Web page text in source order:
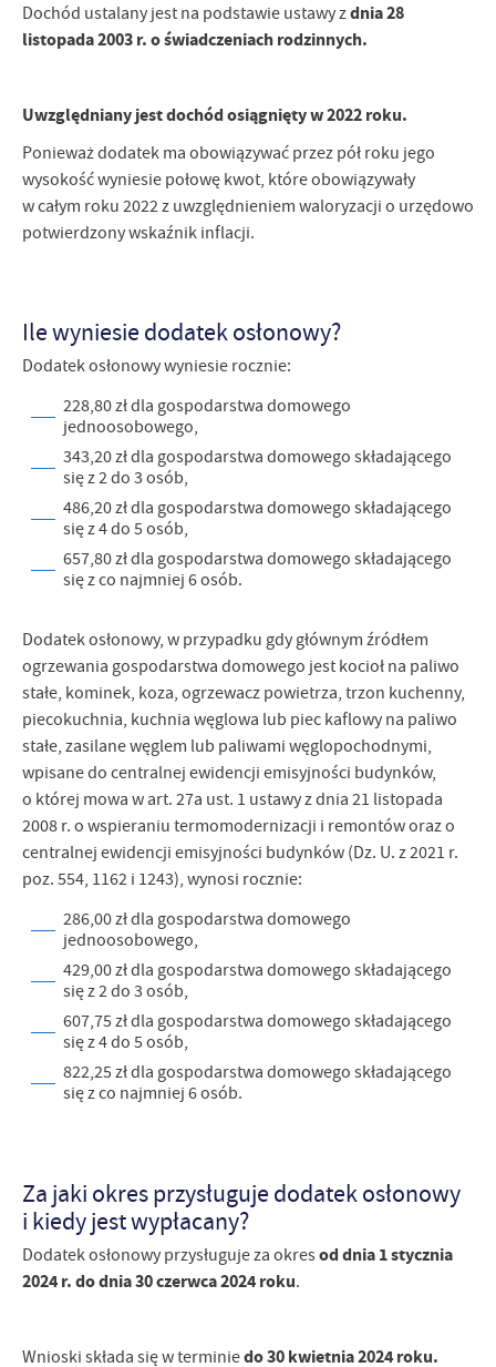
Dochód ustalany jest na podstawie ustawy zdnia 28
listopada 2003 r. o świadczeniach rodzinnych.
Uwzględniany jest dochód osiągnięty w 2022 roku.
Ponieważ dodatek ma obowiązywać przez pół roku jego
wysokość wyniesie połowę kwot, które obowiązywały
w całym roku 2022 z uwzględnieniem waloryzacji o urzędowo
potwierdzony wskaźnik inflacji.
Ile wyniesie dodatek osłonowy?
Dodatek osłonowy wyniesie rocznie:
228,80 zł dla gospodarstwa domowego
jednoosobowego,
343,20 zł dla gospodarstwa domowego składającego
się z 2 do 3 osób,
486,20 zł dla gospodarstwa domowego składającego
się z 4 do 5 osób,
657,80 zł dla gospodarstwa domowego składającego
się z co najmniej 6 osób.
Dodatek osłonowy, w przypadku gdy głównym źródłem
ogrzewania gospodarstwa domowego jest kocioł na paliwo
stałe, kominek, koza, ogrzewacz powietrza, trzon kuchenny,
piecokuchnia, kuchnia węglowa lub piec kaflowy na paliwo
stałe, zasilane węglem lub paliwami węglopochodnymi,
wpisane do centralnej ewidencji emisyjności budynków,
o której mowa w art. 27a ust. 1 ustawy z dnia 21 listopada
2008 r. o wspieraniu termomodernizacji i remontów oraz o
centralnej ewidencji emisyjności budynków (Dz. U. z 2021 r.
poz. 554, 1162 i 1243), wynosi rocznie:
286,00 zł dla gospodarstwa domowego
jednoosobowego,
429,00 zł dla gospodarstwa domowego składającego
się z 2 do 3 osób,
607,75 zł dla gospodarstwa domowego składającego
się z 4 do 5 osób,
822,25 zł dla gospodarstwa domowego składającego
się z co najmniej 6 osób.
Za jaki okres przysługuje dodatek osłonowy
i kiedy jest wypłacany?
Dodatek osłonowy przysługuje za okresod dnia 1 stycznia
2024 r. do dnia 30 czerwca 2024 roku.
Wnioski składa się w terminiedo 30 kwietnia 2024 roku.